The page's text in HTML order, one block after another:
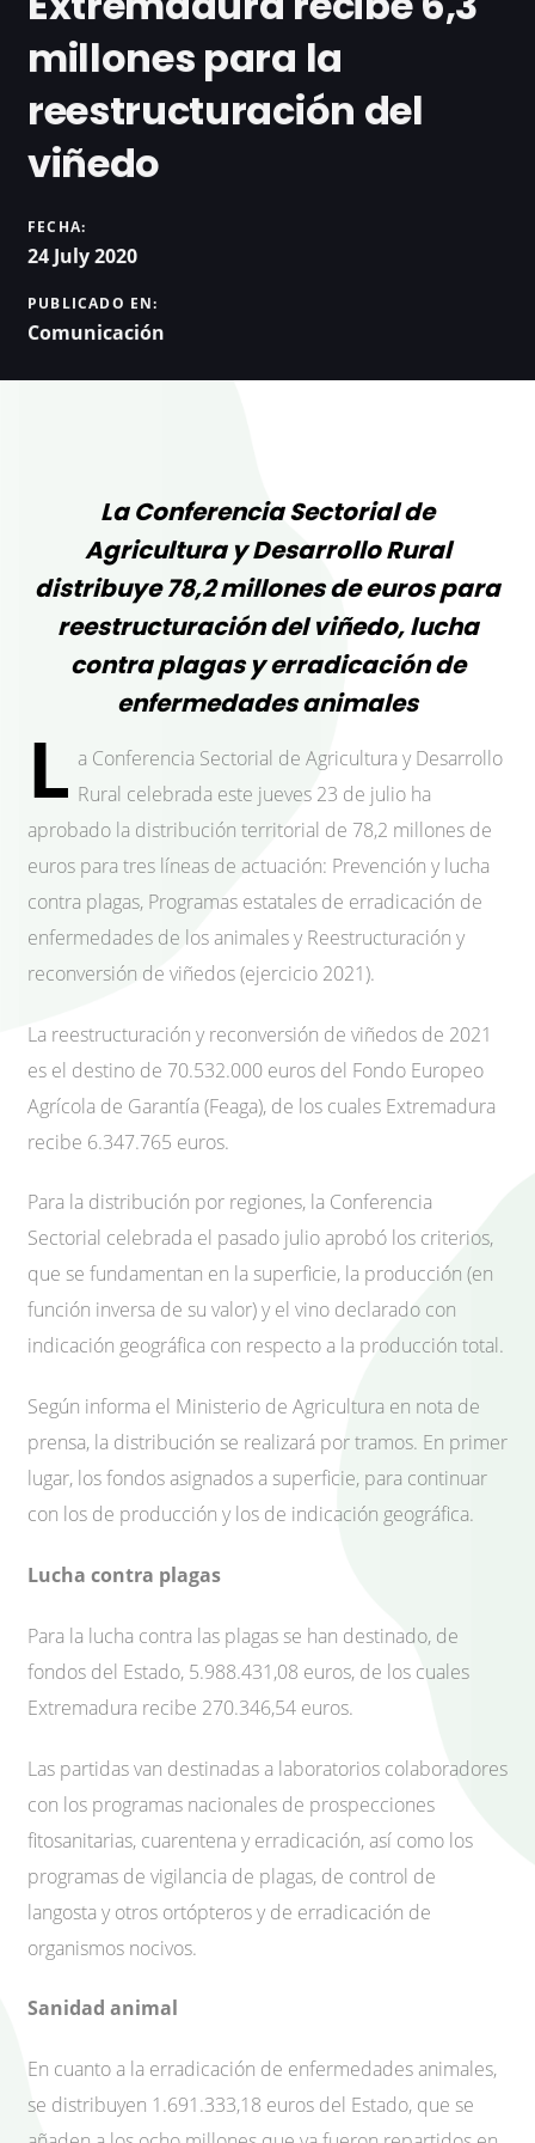
millones para la
reestructuración del
viñedo
FECHA:
24 July 2020
PUBLICADO EN:
Comunicación
La Conferencia Sectorial de
Agricultura y Desarrollo Rural
distribuye 78,2 millones de euros para
reestructuración del viñedo, lucha
contra plagas y erradicación de
enfermedades animales
L a Conferencia Sectorial de Agricultura y Desarrollo
Rural celebrada este jueves 23 de julio ha
aprobado la distribución territorial de 78,2 millones de
euros para tres líneas de actuación: Prevención y lucha
contra plagas, Programas estatales de erradicación de
enfermedades de los animales y Reestructuración y
reconversión de viñedos (ejercicio 2021).
La reestructuración y reconversión de viñedos de 2021
es el destino de 70.532.000 euros del Fondo Europeo
Agrícola de Garantía (Feaga), de los cuales Extremadura
recibe 6.347.765 euros.
Para la distribución por regiones, la Conferencia
Sectorial celebrada el pasado julio aprobó los criterios,
que se fundamentan en la superficie, la producción (en
función inversa de su valor) y el vino declarado con
indicación geográfica con respecto a la producción total.
Según informa el Ministerio de Agricultura en nota de
prensa, la distribución se realizará por tramos. En primer
lugar, los fondos asignados a superficie, para continuar
con los de producción y los de indicación geográfica.
Lucha contra plagas
Para la lucha contra las plagas se han destinado, de
fondos del Estado, 5.988.431,08 euros, de los cuales
Extremadura recibe 270.346,54 euros.
Las partidas van destinadas a laboratorios colaboradores
con los programas nacionales de prospecciones
fitosanitarias, cuarentena y erradicación, así como los
programas de vigilancia de plagas, de control de
langosta y otros ortópteros y de erradicación de
organismos nocivos.
Sanidad animal
En cuanto a la erradicación de enfermedades animales,
se distribuyen 1.691.333,18 euros del Estado, que se